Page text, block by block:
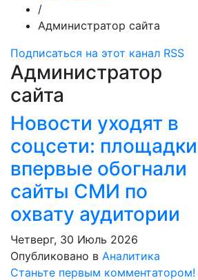
/
Администратор сайта
Подписаться на этот канал RSS
Администратор
сайта
Новости уходят в
соцсети: площадки
впервые обогнали
сайты СМИ по
охвату аудитории
Четверг, 30 Июль 2026
Опубликовано в Аналитика
Станьте первым комментатором!